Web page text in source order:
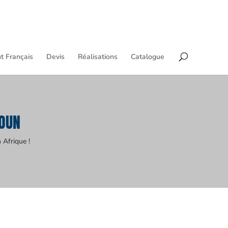
Français Devis Réalisations Catalogue
Afrique !